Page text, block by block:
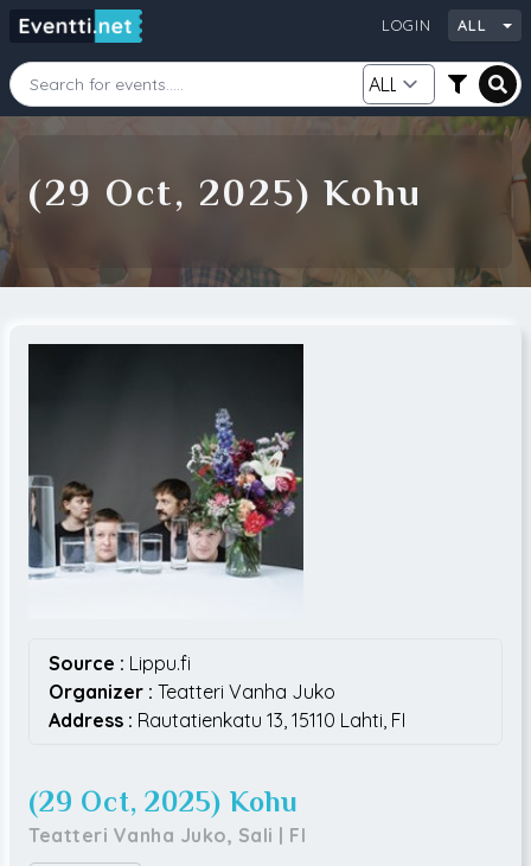
Category
LOGIN ALL
(29 Oct, 2025) Kohu
Source : Lippu.fi
Organizer : Teatteri Vanha Juko
Address : Rautatienkatu 13, 15110 Lahti, FI
(29 Oct, 2025) Kohu
Teatteri Vanha Juko, Sali
FI